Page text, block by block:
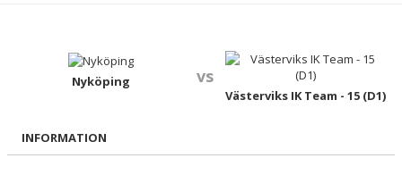
BILDGALLERI
KONTAKT
Nyköping vs
Västerviks IK Team - 15 (D1)
INFORMATION